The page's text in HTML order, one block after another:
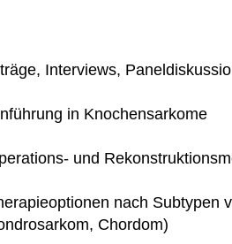
Interviews,
in Knochensarkome
und
nach Subtypen
Chordom)